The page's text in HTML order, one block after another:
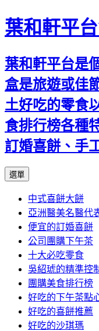
葉和軒平
葉和軒平台是
盒是旅遊或佳
土好吃的零食
食排行榜各種
訂婚喜餅、手
選單
內
容
中式喜餅大餅
亞洲醫美名醫代
便宜的訂婚喜餅
公司團購下午茶
十大必吃零食
吳紹琥的精準控
團購美食排行榜
好吃的下午茶點
好吃的喜餅推薦
好吃的沙琪瑪